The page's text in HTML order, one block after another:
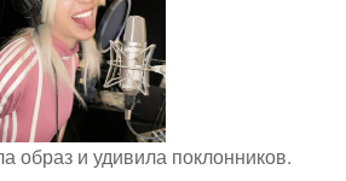
образ и удивила поклонников.